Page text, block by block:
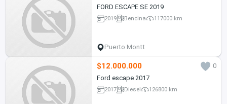
FORD ESCAPE SE 2019
2019 Bencina 117000 km
Puerto Montt
$12.000.000
0
Ford escape 2017
2017 Diesel 126800 km